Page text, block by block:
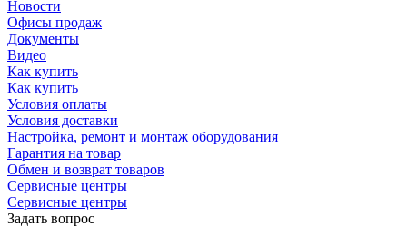
Новости
Офисы продаж
Документы
Видео
Как купить
Как купить
Условия оплаты
Условия доставки
Настройка, ремонт и монтаж оборудования
Гарантия на товар
Обмен и возврат товаров
Сервисные центры
Сервисные центры
Задать вопрос